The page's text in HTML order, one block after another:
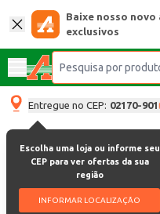
Baixe nosso novo
exclusivos
Entregue no CEP: 02170-901
Escolha uma loja ou informe seu
CEP para ver ofertas da sua
região
INFORMAR LOCALIZAÇÃO